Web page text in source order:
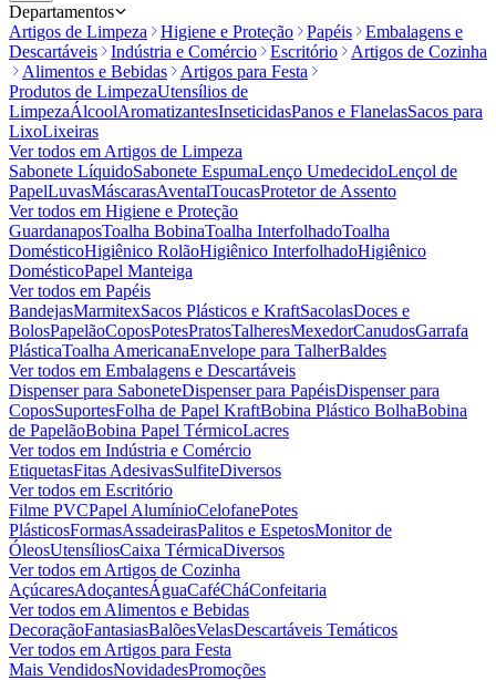
Departamentos
Artigos de Limpeza
Higiene e Proteção Papéis
Embalagens e
Descartáveis
Indústria e Comércio Escritório
Artigos de Cozinha
Alimentos e Bebidas
Artigos para Festa
Produtos de LimpezaUtensílios de
LimpezaÁlcoolAromatizantesInseticidasPanos e FlanelasSacos para
LixoLixeiras
Ver todos em Artigos de Limpeza
Sabonete LíquidoSabonete EspumaLenço UmedecidoLençol de
PapelLuvasMáscarasAventalToucasProtetor de Assento
Ver todos em Higiene e Proteção
GuardanaposToalha BobinaToalha InterfolhadoToalha
DomésticoHigiênico RolãoHigiênico InterfolhadoHigiênico
DomésticoPapel Manteiga
Ver todos em Papéis
BandejasMarmitexSacos Plásticos e KraftSacolasDoces e
BolosPapelãoCoposPotesPratosTalheresMexedorCanudosGarrafa
PlásticaToalha AmericanaEnvelope para TalherBaldes
Ver todos em Embalagens e Descartáveis
Dispenser para SaboneteDispenser para PapéisDispenser para
CoposSuportesFolha de Papel KraftBobina Plástico BolhaBobina
de PapelãoBobina Papel TérmicoLacres
Ver todos em Indústria e Comércio
EtiquetasFitas AdesivasSulfiteDiversos
Ver todos em Escritório
Filme PVCPapel AlumínioCelofanePotes
PlásticosFormasAssadeirasPalitos e EspetosMonitor de
ÓleosUtensíliosCaixa TérmicaDiversos
Ver todos em Artigos de Cozinha
AçúcaresAdoçantesÁguaCaféCháConfeitaria
Ver todos em Alimentos e Bebidas
DecoraçãoFantasiasBalõesVelasDescartáveis Temáticos
Ver todos em Artigos para Festa
Mais VendidosNovidadesPromoções